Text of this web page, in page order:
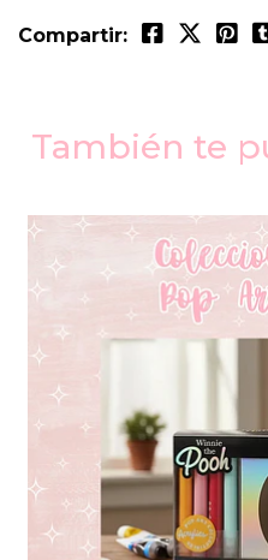
Compartir:
También te